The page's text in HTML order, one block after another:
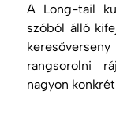
A Long-tail
szóból álló
rangsorolni
nagyon